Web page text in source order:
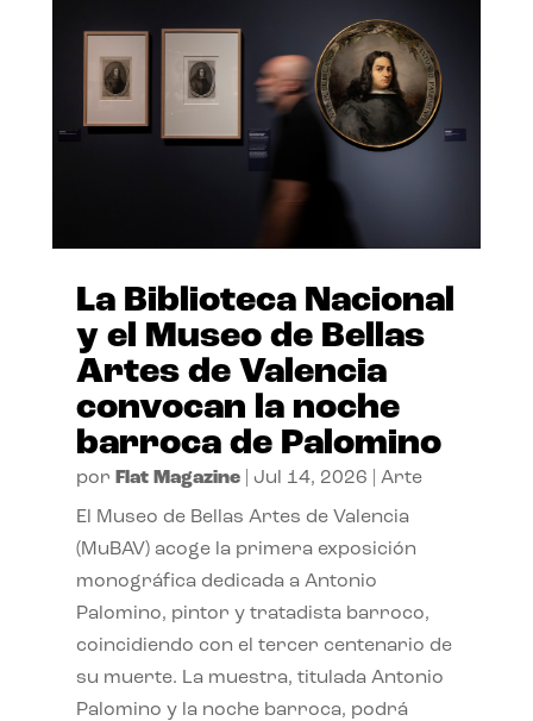
La Biblioteca Nacional
y el Museo de Bellas
Artes de Valencia
convocan la noche
barroca de Palomino
por Flat Magazine| Jul 14, 2026 Arte
El Museo de Bellas Artes de Valencia
(MuBAV) acoge la primera exposición
monográfica dedicada a Antonio
Palomino, pintor y tratadista barroco,
coincidiendo con el tercer centenario de
su muerte. La muestra, titulada Antonio
Palomino y la noche barroca, podrá